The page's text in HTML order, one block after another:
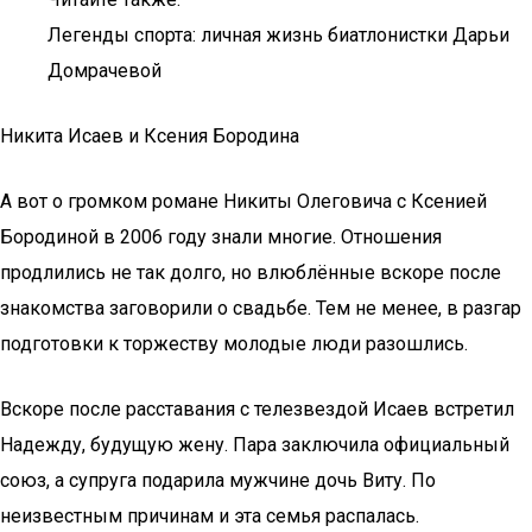
Легенды спорта: личная жизнь биатлонистки Дарьи
Домрачевой
Никита Исаев и Ксения Бородина
А вот о громком романе Никиты Олеговича с Ксенией
Бородиной в 2006 году знали многие. Отношения
продлились не так долго, но влюблённые вскоре после
знакомства заговорили о свадьбе. Тем не менее, в разгар
подготовки к торжеству молодые люди разошлись.
Вскоре после расставания с телезвездой Исаев встретил
Надежду, будущую жену. Пара заключила официальный
союз, а супруга подарила мужчине дочь Виту. По
неизвестным причинам и эта семья распалась.